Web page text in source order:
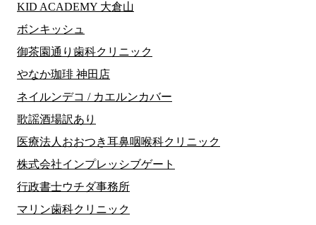
KID ACADEMY 大倉山
ボンキッシュ
御茶園通り歯科クリニック
やなか珈琲 神田店
ネイルンデコ / カエルンカバー
歌謡酒場訳あり
医療法人おおつき耳鼻咽喉科クリニック
株式会社インプレッシブゲート
行政書士ウチダ事務所
マリン歯科クリニック